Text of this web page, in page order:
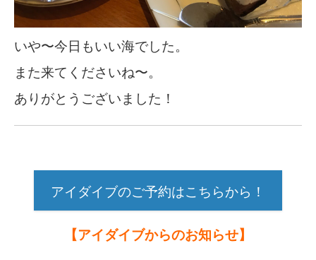
いや〜今日もいい海でした。
また来てくださいね〜。
ありがとうございました！
アイダイブのご予約はこちらから！
【アイダイブからのお知らせ】